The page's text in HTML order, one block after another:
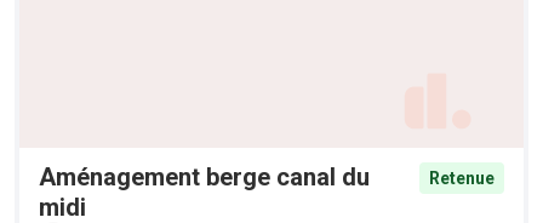
Aménagement berge canal du
midi
Retenue